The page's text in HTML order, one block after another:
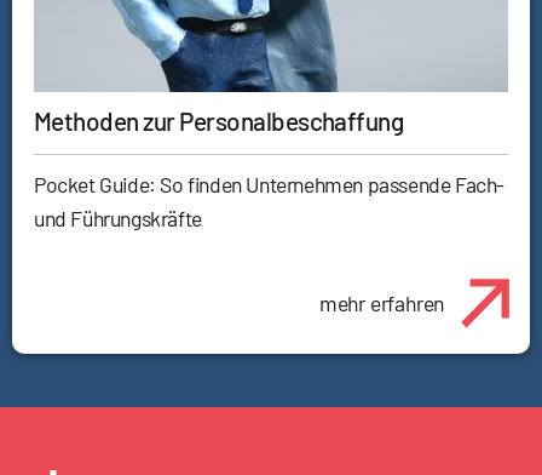
Methoden zur Personalbeschaffung
Pocket Guide: So finden Unternehmen passende Fach-
und Führungskräfte
mehr erfahren